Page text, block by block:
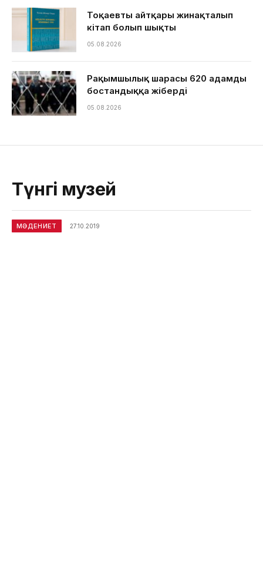
Тоқаевтың айтқары жинақталып
кітап болып шықты
05.08.2026
Рақымшылық шарасы 620 адамды
бостандыққа жіберді
05.08.2026
Түнгі музей
МӘДЕНИЕТ 27.10.2019